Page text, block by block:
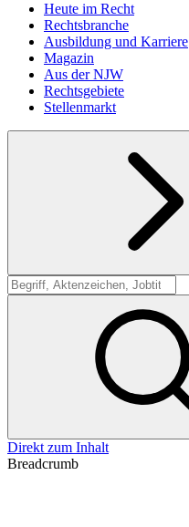
Heute im Recht
Rechtsbranche
Ausbildung und Karriere
Magazin
Aus der NJW
Rechtsgebiete
Stellenmarkt
Suche
Direkt zum Inhalt
Breadcrumb